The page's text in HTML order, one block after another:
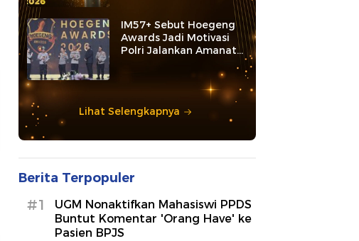
IM57+ Sebut Hoegeng
Awards Jadi Motivasi
Polri Jalankan Amanat
Lihat Selengkapnya
Berita Terpopuler
#1
UGM Nonaktifkan Mahasiswi PPDS
Buntut Komentar 'Orang Have' ke
Pasien BPJS